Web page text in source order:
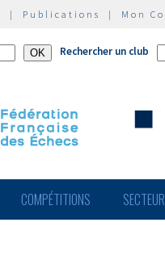
| Publications | Mon
Rechercher un club
COMPÉTITIONS